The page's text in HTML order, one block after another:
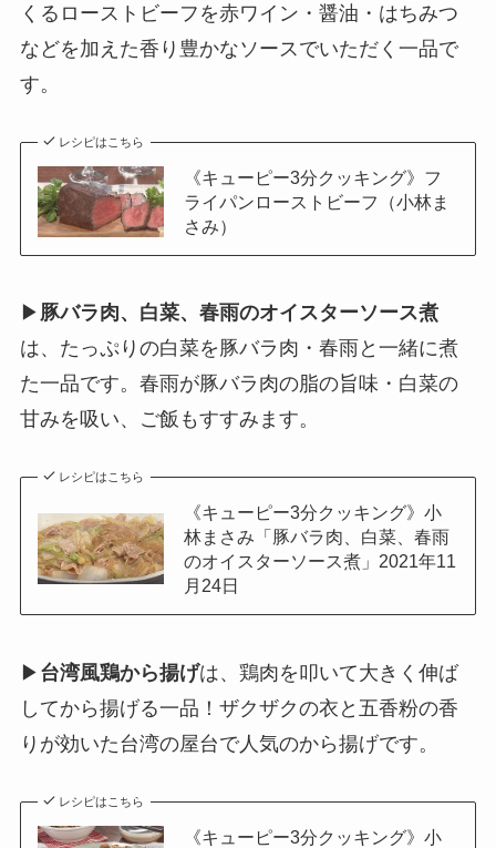
くるローストビーフを赤ワイン・醤油・はちみつ
などを加えた香り豊かなソースでいただく一品で
す。
レシピはこちら
《キューピー3分クッキング》フ
ライパンローストビーフ（小林ま
さみ）
▶ 豚バラ肉、白菜、春雨のオイスターソース煮
は、たっぷりの白菜を豚バラ肉・春雨と一緒に煮
た一品です。春雨が豚バラ肉の脂の旨味・白菜の
甘みを吸い、ご飯もすすみます。
レシピはこちら
《キューピー3分クッキング》小
林まさみ「豚バラ肉、白菜、春雨
のオイスターソース煮」2021年11
月24日
▶ 台湾風鶏から揚げは、鶏肉を叩いて大きく伸ば
してから揚げる一品！ザクザクの衣と五香粉の香
りが効いた台湾の屋台で人気のから揚げです。
レシピはこちら
《キューピー3分クッキング》小